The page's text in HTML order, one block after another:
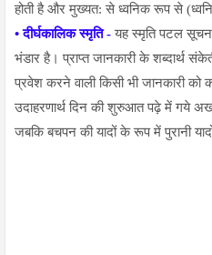
होती है और मुख्यत: से ध्वनिक रूप से
• दीर्घकालिक स्मृति -यह स्मृति पटल
भंडार है। प्राप्त जानकारी के शब्दार्थ
प्रवेश करने वाली किसी भी जानकारी को
उदाहरणार्थ दिन की शुरुआत पढ़े में गये
जबकि बचपन की यादों के रूप में पुरानी